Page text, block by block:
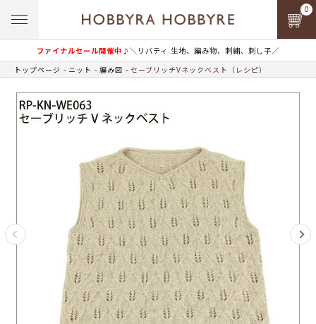
ファイナルセール開催中♪＼リバティ 生地、編み物、刺繍、刺し子／
0
トップページ ニット 編み図 セーブリッチVネックベスト（レシピ）